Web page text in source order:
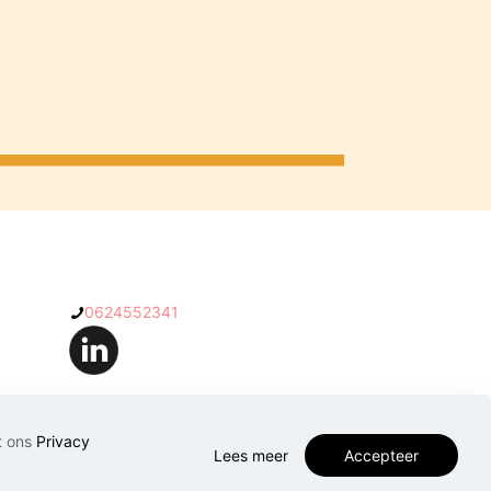
0624552341
ons Privacy
Lees meer Accepteer